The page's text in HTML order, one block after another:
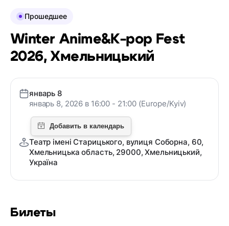
Билеты
Прошедшее
Winter Anime&K-pop Fest
2026, Хмельницький
январь 8
январь 8, 2026 в 16:00 - 21:00 (Europe/Kyiv)
Театр імені Старицького, вулиця Соборна, 60,
Хмельницька область, 29000, Хмельницький,
Україна